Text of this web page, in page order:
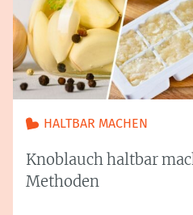
HALTBAR MACHEN
Knoblauch haltbar
Methoden